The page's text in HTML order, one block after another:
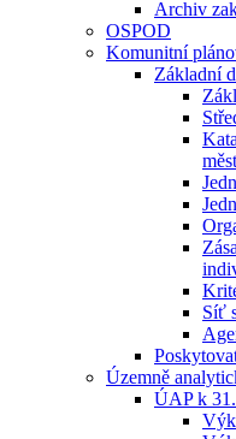
Archiv
OSPOD
Komunitní
Základní
Síť
Územně
ÚAP k